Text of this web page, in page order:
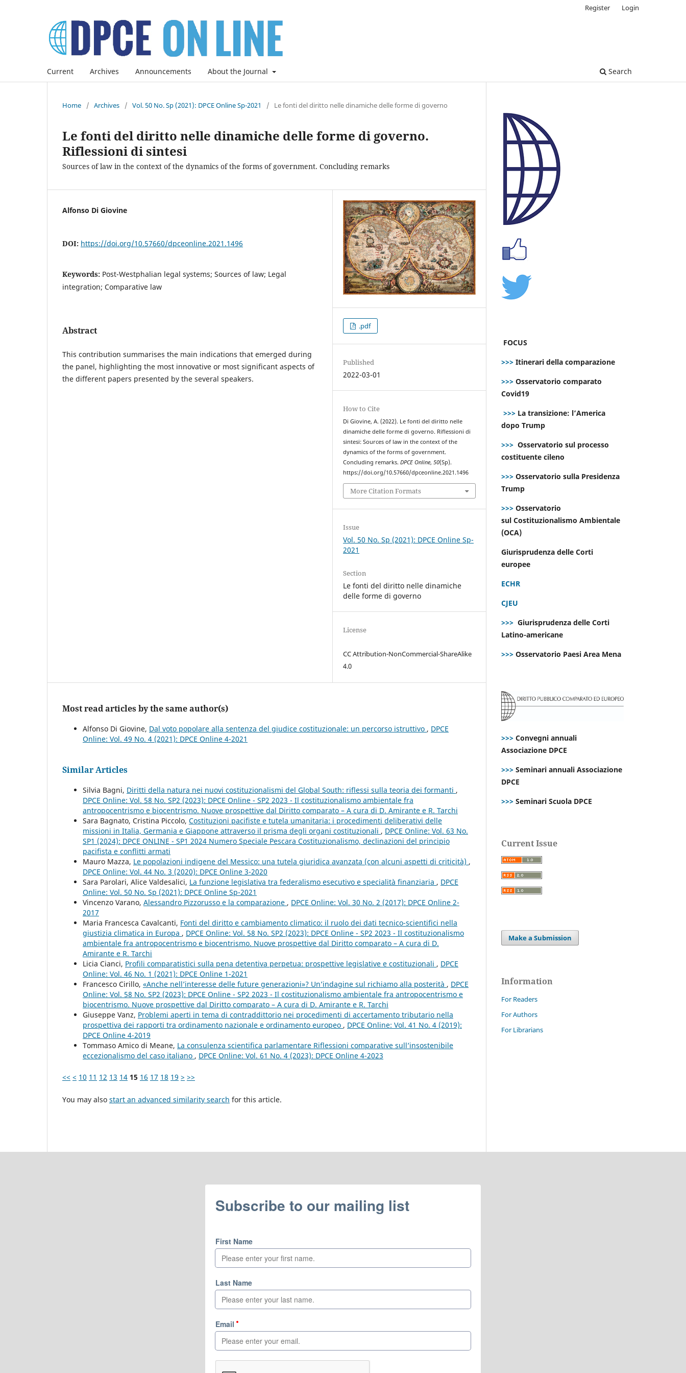
Current Archives Announcements About the Journal Search
Register Login
Home / Archives / Vol. 50 No. Sp (2021): DPCE Online Sp-2021 / Le fonti del diritto nelle dinamiche delle forme di governo
Le fonti del diritto nelle dinamiche delle forme di governo.
Riflessioni di sintesi
Sources of law in the context of the dynamics of the forms of government. Concluding remarks
Alfonso Di Giovine
DOI: https://doi.org/10.57660/dpceonline.2021.1496
Keywords: Post-Westphalian legal systems; Sources of law; Legal
integration; Comparative law
Abstract
This contribution summarises the main indications that emerged during
the panel, highlighting the most innovative or most significant aspects of
the different papers presented by the several speakers.
.pdf
Published
2022-03-01
How to Cite
Di Giovine, A. (2022). Le fonti del diritto nelle
dinamiche delle forme di governo. Riflessioni di
sintesi: Sources of law in the context of the
dynamics of the forms of government.
Concluding remarks.DPCE Online,50(Sp).
https://doi.org/10.57660/dpceonline.2021.1496
More Citation Formats
Issue
Vol. 50 No. Sp (2021): DPCE Online Sp-
2021
Section
Le fonti del diritto nelle dinamiche
delle forme di governo
License
CC Attribution-NonCommercial-ShareAlike
4.0
Most read articles by the same author(s)
Alfonso Di Giovine, Dal voto popolare alla sentenza del giudice costituzionale: un percorso istruttivo , DPCE
Online: Vol. 49 No. 4 (2021): DPCE Online 4-2021
Similar Articles
Silvia Bagni, Diritti della natura nei nuovi costituzionalismi del Global South: riflessi sulla teoria dei formanti ,
DPCE Online: Vol. 58 No. SP2 (2023): DPCE Online - SP2 2023 - Il costituzionalismo ambientale fra
antropocentrismo e biocentrismo. Nuove prospettive dal Diritto comparato – A cura di D. Amirante e R. Tarchi
Sara Bagnato, Cristina Piccolo, Costituzioni pacifiste e tutela umanitaria: i procedimenti deliberativi delle
missioni in Italia, Germania e Giappone attraverso il prisma degli organi costituzionali , DPCE Online: Vol. 63 No.
SP1 (2024): DPCE ONLINE - SP1 2024 Numero Speciale Pescara Costituzionalismo, declinazioni del principio
pacifista e conflitti armati
Mauro Mazza, Le popolazioni indigene del Messico: una tutela giuridica avanzata (con alcuni aspetti di criticità) ,
DPCE Online: Vol. 44 No. 3 (2020): DPCE Online 3-2020
Sara Parolari, Alice Valdesalici, La funzione legislativa tra federalismo esecutivo e specialità finanziaria , DPCE
Online: Vol. 50 No. Sp (2021): DPCE Online Sp-2021
Vincenzo Varano, Alessandro Pizzorusso e la comparazione , DPCE Online: Vol. 30 No. 2 (2017): DPCE Online 2-
2017
Maria Francesca Cavalcanti, Fonti del diritto e cambiamento climatico: il ruolo dei dati tecnico-scientifici nella
giustizia climatica in Europa , DPCE Online: Vol. 58 No. SP2 (2023): DPCE Online - SP2 2023 - Il costituzionalismo
ambientale fra antropocentrismo e biocentrismo. Nuove prospettive dal Diritto comparato – A cura di D.
Amirante e R. Tarchi
Licia Cianci, Profili comparatistici sulla pena detentiva perpetua: prospettive legislative e costituzionali , DPCE
Online: Vol. 46 No. 1 (2021): DPCE Online 1-2021
Francesco Cirillo, «Anche nell’interesse delle future generazioni»? Un’indagine sul richiamo alla posterità , DPCE
Online: Vol. 58 No. SP2 (2023): DPCE Online - SP2 2023 - Il costituzionalismo ambientale fra antropocentrismo e
biocentrismo. Nuove prospettive dal Diritto comparato – A cura di D. Amirante e R. Tarchi
Giuseppe Vanz, Problemi aperti in tema di contraddittorio nei procedimenti di accertamento tributario nella
prospettiva dei rapporti tra ordinamento nazionale e ordinamento europeo , DPCE Online: Vol. 41 No. 4 (2019):
DPCE Online 4-2019
Tommaso Amico di Meane, La consulenza scientifica parlamentare Riflessioni comparative sull’insostenibile
eccezionalismo del caso italiano , DPCE Online: Vol. 61 No. 4 (2023): DPCE Online 4-2023
<< < 10 11 12 13 14 15 16 17 18 19 > >>
You may also start an advanced similarity search for this article.
FOCUS
>>> Itinerari della comparazione
>>> Osservatorio comparato
Covid19
>>> La transizione: l’America
dopo Trump
>>> Osservatorio sul processo
costituente cileno
>>> Osservatorio sulla Presidenza
Trump
>>> Osservatorio
sul Costituzionalismo Ambientale
(OCA)
Giurisprudenza delle Corti
europee
ECHR
CJEU
>>> Giurisprudenza delle Corti
Latino-americane
>>> Osservatorio Paesi Area Mena
>>> Convegni annuali
Associazione DPCE
>>> Seminari annuali Associazione
DPCE
>>> Seminari Scuola DPCE
Current Issue
Make a Submission
Information
For Readers
For Authors
For Librarians